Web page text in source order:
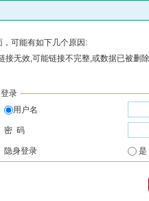
可能有如下几个原因:
接无效,可能链接不完整,或数据已被删
登录
用户名
密 码
隐身登录